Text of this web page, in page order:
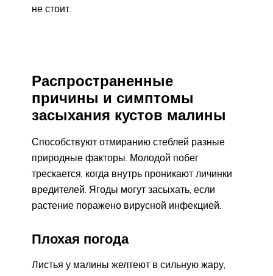
не стоит.
Распространенные
причины и симптомы
засыхания кустов малины
Способствуют отмиранию стеблей разные
природные факторы. Молодой побег
трескается, когда внутрь проникают личинки
вредителей. Ягоды могут засыхать, если
растение поражено вирусной инфекцией.
Плохая погода
Листья у малины желтеют в сильную жару,